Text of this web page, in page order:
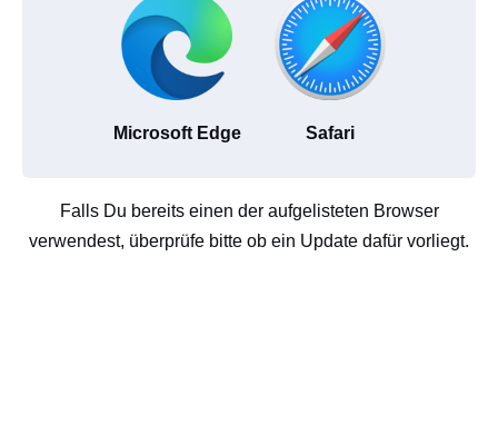
Microsoft Edge Safari
Falls Du bereits einen der aufgelisteten Browser
verwendest, überprüfe bitte ob ein Update dafür vorliegt.